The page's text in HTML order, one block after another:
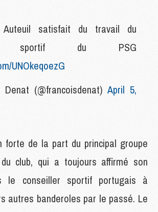
satisfait du travail du
sportif du PSG
UNOkeqoezG
(@francoisdenat) April 5,
forte de la part du principal groupe
club, qui a toujours affirmé son
le conseiller sportif portugais à
autres banderoles par le passé. Le